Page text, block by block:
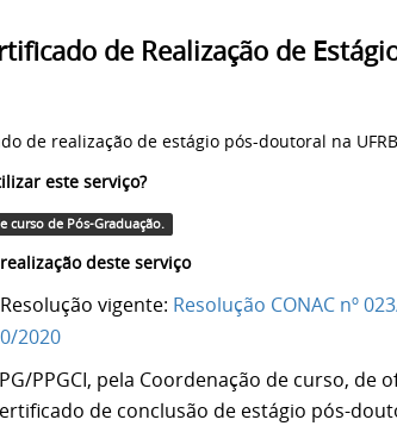
de Realização de
de realização de estágio pós-doutoral na
este serviço?
curso de Pós-Graduação.
deste serviço
vigente: Resolução CONAC nº
2020
PPGCI, pela Coordenação de curso, de
de conclusão de estágio pós-